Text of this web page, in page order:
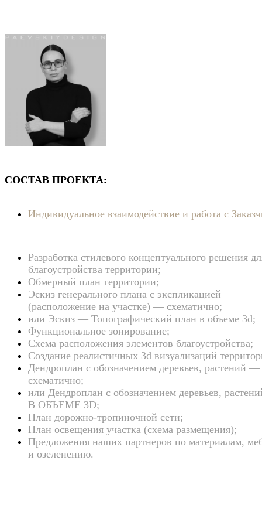
СОСТАВ ПРОЕКТА:
Индивидуальное взаимодействие и работа с
Разработка стилевого концептуального решения
благоустройства территории;
Обмерный план территории;
Эскиз генерального плана с экспликацией
(расположение на участке) — схематично;
или Эскиз — Топографический план в объеме 3d;
Функциональное зонирование;
Схема расположения элементов благоустройства;
Создание реалистичных 3d визуализаций
Дендроплан с обозначением деревьев, растений —
схематично;
или Дендроплан с обозначением деревьев,
В ОБЪЕМЕ 3D;
План дорожно-тропиночной сети;
План освещения участка (схема размещения);
Предложения наших партнеров по материалам,
и озеленению.